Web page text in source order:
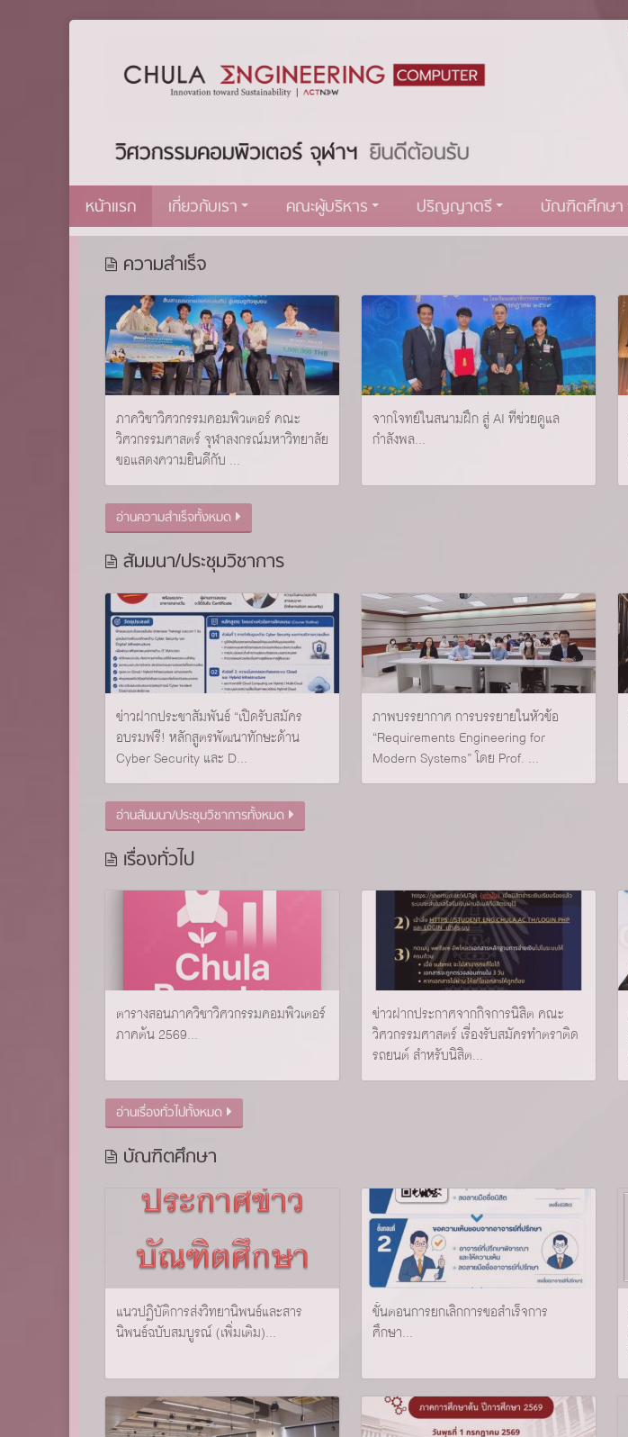
หน้าแรก เกี่ยวกับเรา คณะผู้บริหาร ปริญญาตรี บัณฑิตศึกษา
ความสำเร็จ
ภาควิชาวิศวกรรมคอมพิวเตอร์ คณะ
วิศวกรรมศาสตร์ จุฬาลงกรณ์มหาวิทยาลัย
ขอแสดงความยินดีกับ ...
จากโจทย์ในสนามฝึก สู่ AI ที่ช่วยดูแล
กำลังพล...
อ่านความสำเร็จทั้งหมด
สัมมนา/ประชุมวิชาการ
ข่าวฝากประชาสัมพันธ์ “เปิดรับสมัคร
อบรมฟรี! หลักสูตรพัฒนาทักษะด้าน
Cyber Security และ D...
ภาพบรรยากาศ การบรรยายในหัวข้อ
“Requirements Engineering for
Modern Systems” โดย Prof. ...
อ่านสัมมนา/ประชุมวิชาการทั้งหมด
เรื่องทั่วไป
ตารางสอนภาควิชาวิศวกรรมคอมพิวเตอร์
ภาคต้น 2569...
ข่าวฝากประกาศจากกิจการนิสิต คณะ
วิศวกรรมศาสตร์ เรื่องรับสมัครทำตราติด
รถยนต์ สำหรับนิสิต...
อ่านเรื่องทั่วไปทั้งหมด
บัณฑิตศึกษา
แนวปฏิบัติการส่งวิทยานิพนธ์และสาร
นิพนธ์ฉบับสมบูรณ์ (เพิ่มเติม)...
ขั้นตอนการยกเลิกการขอสำเร็จการ
ศึกษา...